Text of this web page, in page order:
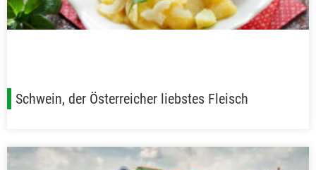
Schwein, der Österreicher liebstes Fleisch